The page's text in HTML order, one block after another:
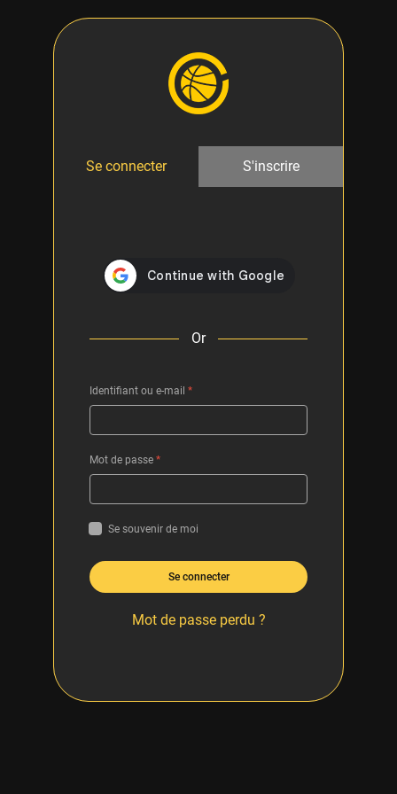
Se connecter S'inscrire
Or
Identifiant ou e-mail *
Mot de passe *
Se souvenir de moi
Se connecter
Mot de passe perdu ?